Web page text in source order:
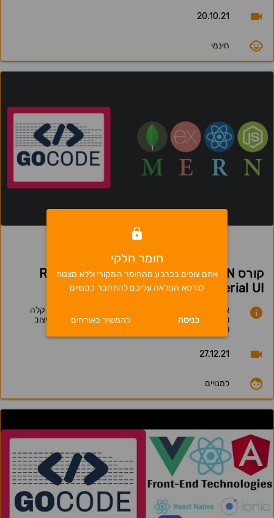
20.10.21
חינמי
קורס MERN - שיעור 5 - React Context &
Material UI
איך נוכל להעביר מידע בין הקומפוננטות השונות בצורה קלה
ומהירה? בעזרת Provider ו Consumer כמובן. כולל עיצוב
ושימוש ברכיבים מוכנים מספריית Material UI
27.12.21
למנויים
חומר חלקי
אתם צופים בכרבע מהחומר המקורי וללא מצגות
לגרסא המלאה עליכם להתחבר כמנויים
כניסה להמשיך כאורחים